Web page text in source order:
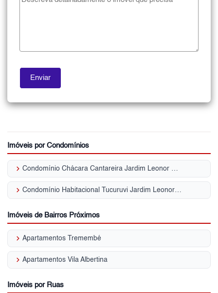
Imóveis por Condomínios
keyboard_arrow_right Condomínio Chácara Cantareira Jardim Leonor Mendes de Barros
keyboard_arrow_right Condomínio Habitacional Tucuruvi Jardim Leonor Mendes de Barros
Imóveis de Bairros Próximos
keyboard_arrow_right Apartamentos Tremembé
keyboard_arrow_right Apartamentos Vila Albertina
Imóveis por Ruas